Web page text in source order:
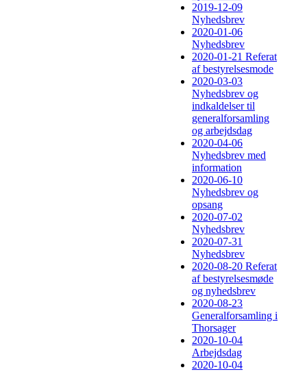
2019-12-09
Nyhedsbrev
2020-01-06
Nyhedsbrev
2020-01-21 Referat
af bestyrelsesmode
2020-03-03
Nyhedsbrev og
indkaldelser til
generalforsamling
og arbejdsdag
2020-04-06
Nyhedsbrev med
information
2020-06-10
Nyhedsbrev og
opsang
2020-07-02
Nyhedsbrev
2020-07-31
Nyhedsbrev
2020-08-20 Referat
af bestyrelsesmøde
og nyhedsbrev
2020-08-23
Generalforsamling i
Thorsager
2020-10-04
Arbejdsdag
2020-10-04